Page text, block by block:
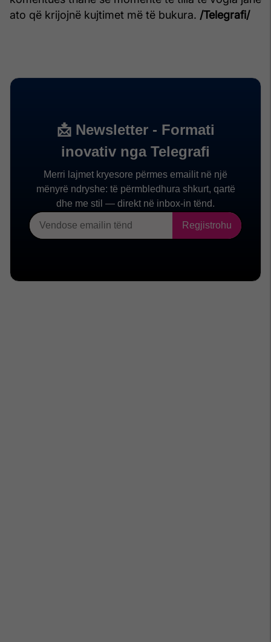
ato që krijojnë kujtimet më të bukura. /Telegrafi/